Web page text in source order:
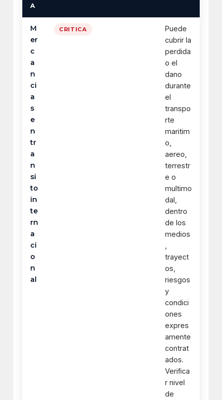
A
M
er
c
a
n
ci
a
s
e
n
tr
a
n
si
to
in
te
rn
a
ci
o
n
al
CRITICA
Puede
cubrir la
perdida
o el
dano
durante
el
transpo
rte
maritim
o,
aereo,
terrestr
e o
multimo
dal,
dentro
de los
medios
trayect
os,
riesgos
y
condici
ones
expres
amente
contrat
ados.
Verifica
r nivel
de